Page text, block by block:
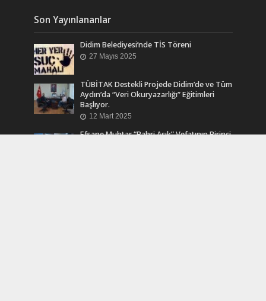
Son Yayınlananlar
Didim Belediyesi’nde TİS Töreni
27 Mayıs 2025
TÜBİTAK Destekli Projede Didim’de ve Tüm
Aydın’da “Veri Okuryazarlığı” Eğitimleri
Başlıyor.
12 Mart 2025
Efsane Muhtar “Bahri Aşık” Vefatının Birinci